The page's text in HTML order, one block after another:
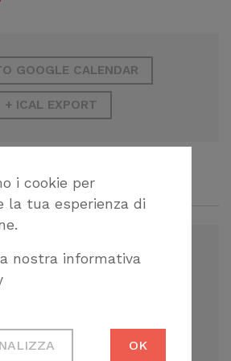
i cookie per
la tua esperienza di
nostra informativa
tecnici
per
OK
GOOGLE CALENDAR
+ ICAL EXPORT
CORRELATI